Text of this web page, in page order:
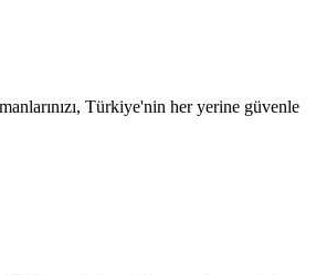
Türkiye'nin her yerine güvenle